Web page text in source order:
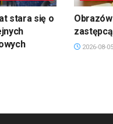
stara się o
2026-08-05